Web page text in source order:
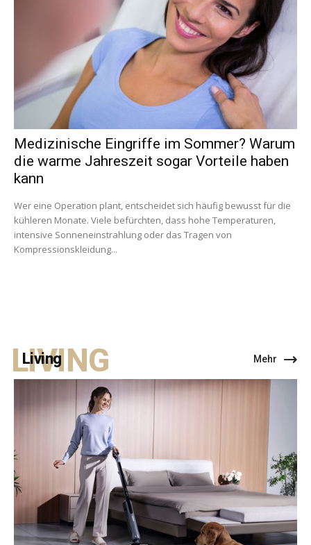
Medizinische Eingriffe im Sommer? Warum
die warme Jahreszeit sogar Vorteile haben
kann
Wer eine Operation plant, entscheidet sich häufig bewusst für die
kühleren Monate. Viele befürchten, dass hohe Temperaturen,
intensive Sonneneinstrahlung oder das Tragen von
Kompressionskleidung...
Living
LIVING Mehr